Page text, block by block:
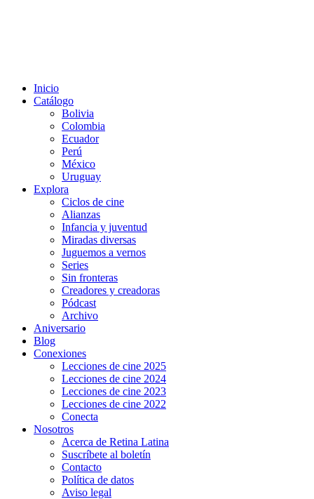
Inicio
Catálogo
Bolivia
Colombia
Ecuador
Perú
México
Uruguay
Explora
Ciclos de cine
Alianzas
Infancia y juventud
Miradas diversas
Juguemos a vernos
Series
Sin fronteras
Creadores y creadoras
Pódcast
Archivo
Aniversario
Blog
Conexiones
Lecciones de cine 2025
Lecciones de cine 2024
Lecciones de cine 2023
Lecciones de cine 2022
Conecta
Nosotros
Acerca de Retina Latina
Suscríbete al boletín
Contacto
Política de datos
Aviso legal